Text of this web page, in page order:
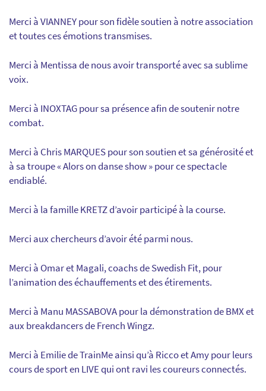
Merci à VIANNEY pour son fidèle soutien à notre association
et toutes ces émotions transmises.
Merci à Mentissa de nous avoir transporté avec sa sublime
voix.
Merci à INOXTAG pour sa présence afin de soutenir notre
combat.
Merci à Chris MARQUES pour son soutien et sa générosité et
à sa troupe « Alors on danse show » pour ce spectacle
endiablé.
Merci à la famille KRETZ d’avoir participé à la course.
Merci aux chercheurs d’avoir été parmi nous.
Merci à Omar et Magali, coachs de Swedish Fit, pour
l’animation des échauffements et des étirements.
Merci à Manu MASSABOVA pour la démonstration de BMX et
aux breakdancers de French Wingz.
Merci à Emilie de TrainMe ainsi qu’à Ricco et Amy pour leurs
cours de sport en LIVE qui ont ravi les coureurs connectés.